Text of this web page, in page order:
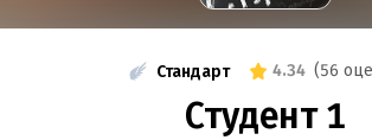
Стандарт 4.34 (56
Студент 1